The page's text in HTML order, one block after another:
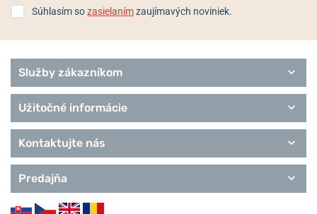
Súhlasím sozasielanímzaujímavých noviniek.
Služby zákazníkom
Užitočné informácie
Kontaktujte nás
Predajňa